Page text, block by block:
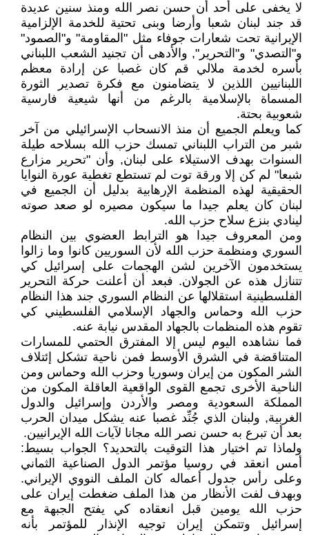
لا يخفى على أحد أن حسن نصر الله ومنذ سنين عديدة
قد جند لبنان شعبا وأرضا وبنى تحتية للخدمة الإلزامية
الإيرانية تحت شعارات جوفاء مثل "المقاومة" و"الصمود"
و"التصدي" و"التحرير", والأدهى أن تجنيد الشعب اللبناني
بأسره لخدمة ملالي قم كان غصبا عن إرادة معظم
اللبنانيين اللذين لا يتضامنون مع فكرة تصدير الثورة
المسماة بالإسلامية بالرغم من أنها شيعية فارسية
شعوبية بحتة.
كما ويعلم الجميع أن منذ الانسحاب الإسرائيلي من آخر
شبر من التراب اللبناني تمسك حزب الله بسلاحه طيلة
السنوات بهدف الاستيلاء على لبنان, وأن "تحرير مزارع
شبعا" لم كن إلا ورقة توت لم تستطع تغطية عورة النوايا
الحقيقية لهذه المنظمة الإرهابية بدليل أن الجميع في
لبنان كان يعلم جيدا ما سيكون مصيره لو صعد صوته
لينادي بنزع سلاح حزب الله.
ومن المعروف جيدا هو الترابط العضوي بين النظام
السوري ومنظمة حزب الله لأن السوريين كانوا وما زالوا
يستخدمون الآخرين لشن الهجمات على إسرائيل كي
تتنازل هذه عن الجولان. فبعد أن أعلنت حركة التحرير
الفلسطينية استقلالها عن النظام السوري جند هذا النظام
حزب الله وحماس والجهاد الإسلامي الفلسطيني كي
تقوم هذه المنظمات بالجهاد المقدس نيابة عنه.
فما نشاهده اليوم ليس إلا المفترق الحتمي للمسارات
المتناقضة في الشرق الأوسط فمن ناحية تشكل إئتلاف
الشر المكون من إيران وسوريا وحزب الله وحماس ومن
الناحية الأخرى تجمع القوى الواقعية العاقلة المكون من
المملكة السعودية ومصر والأردن وإسرائيل والدول
الغربية, ولبنان الذي جُنِّد غصبا عنه يشكل ميدان الحرب
بعد أن تبرع به حسن نصر الله مجانا لآيات الله الإيرانيين.
ولماذا تم اختيار هذا التوقيت بالتحديد؟ الجواب بسيط:
أمس انعقد في روسيا مؤتمر الدول الصناعية الثماني
وعلى رأس جدول أعماله كان الملف النووي الإيراني.
وبهدف لفت الأنظار من هذا الملف ضغطت إيران على
حزب الله يومين قبل انعقاده كي يفتح الجبهة مع
إسرائيل وتتمكن إيران توجيه الإنذار للمؤتمر بأنه